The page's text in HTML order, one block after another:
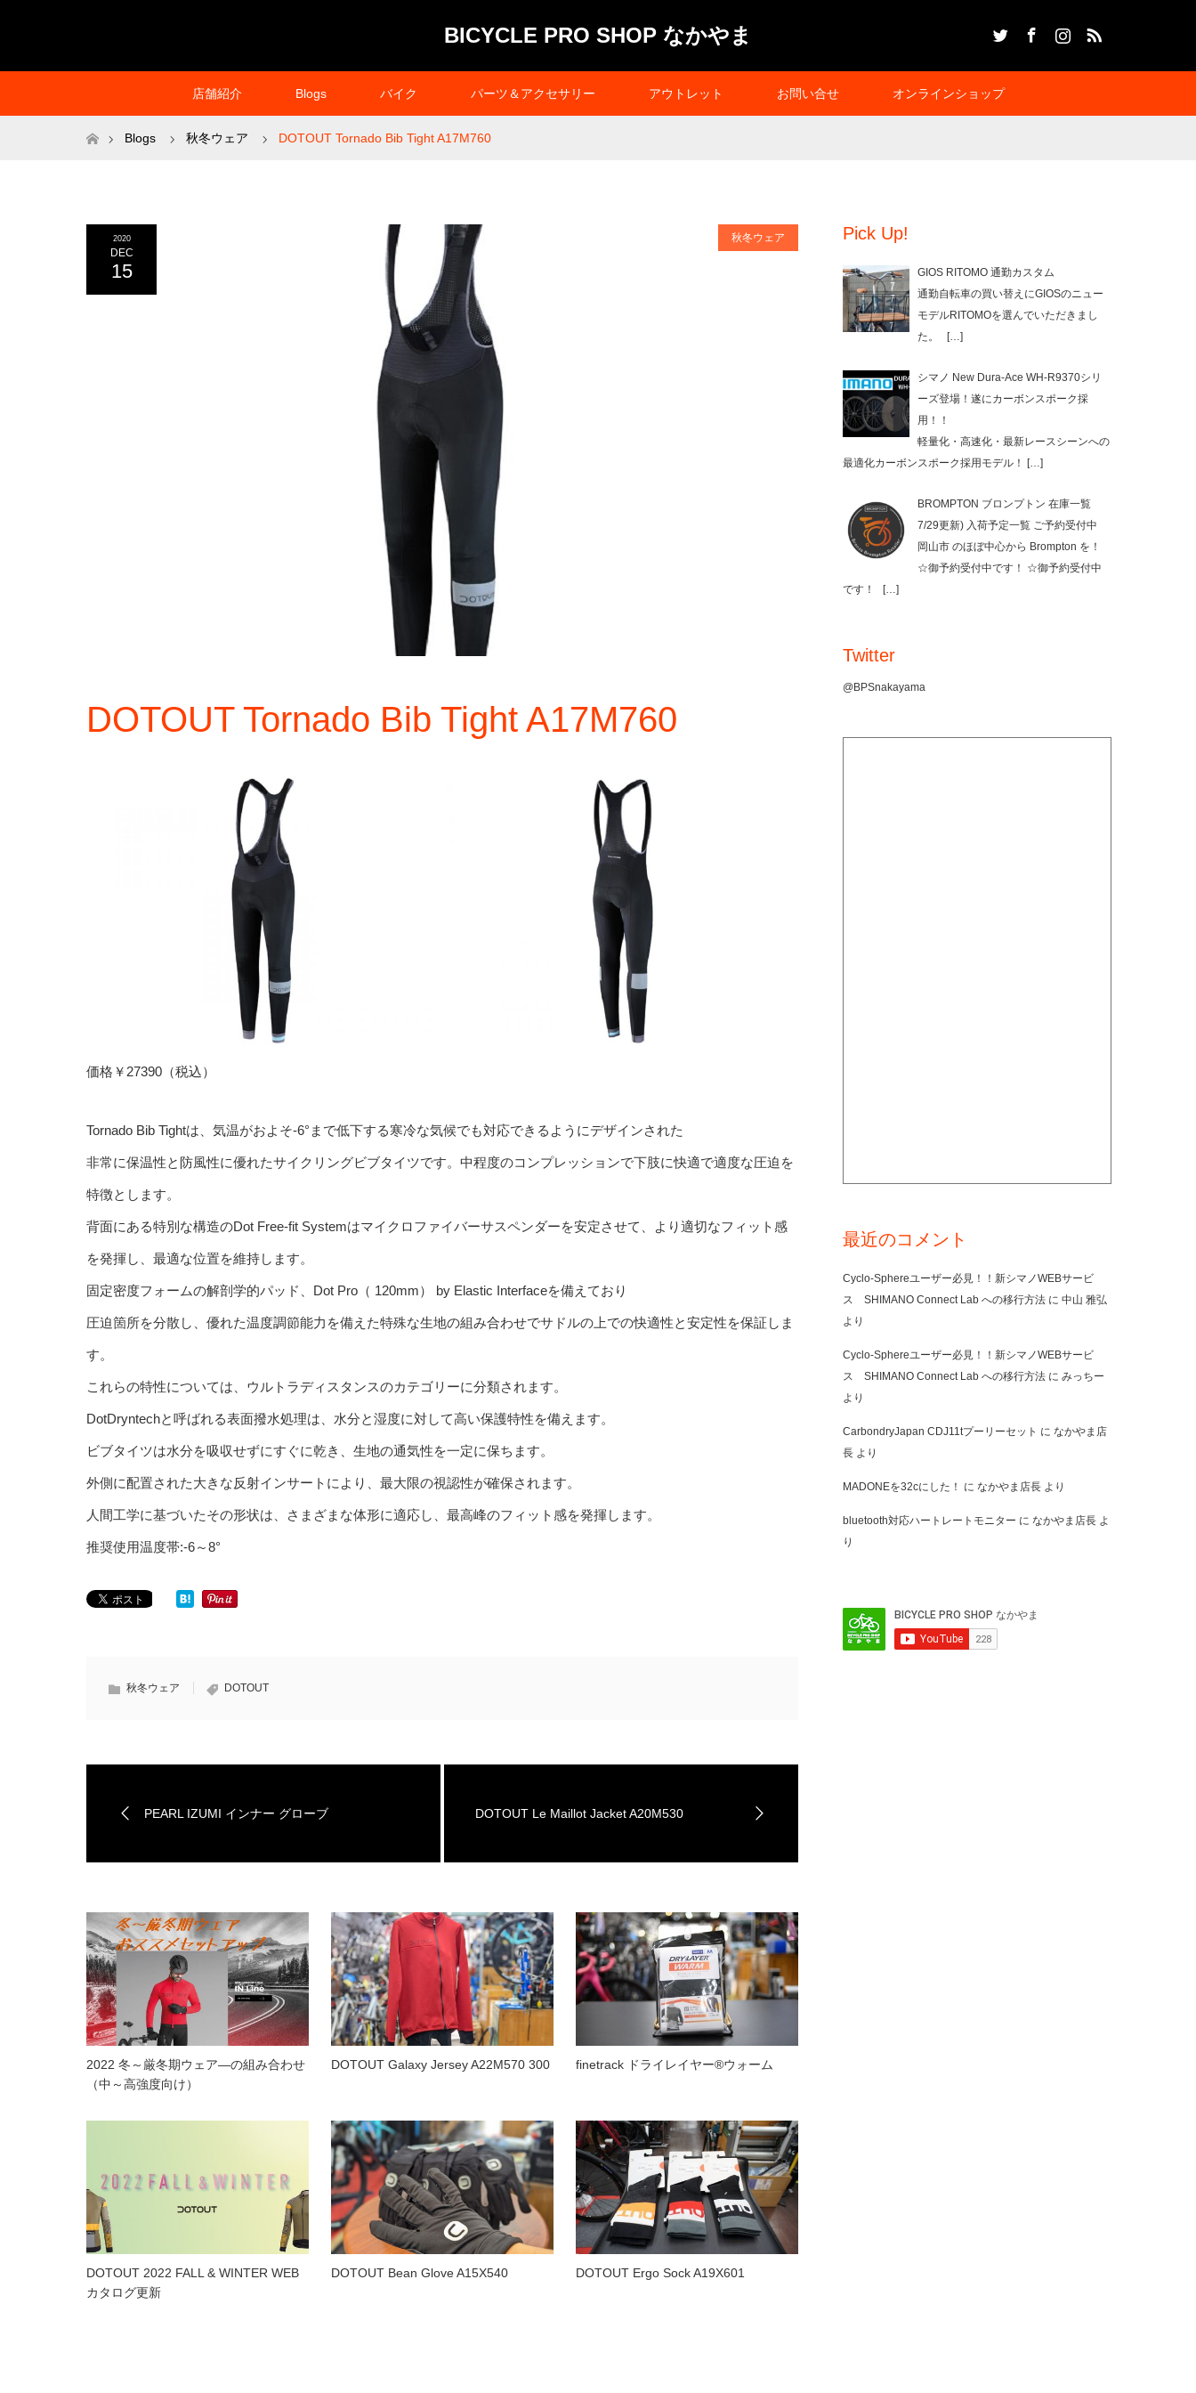
BICYCLE PRO SHOP なかやま
店舗紹介 Blogs バイク パーツ＆アクセサリー アウトレット お問い合せ オンラインショップ
ホームBlogs 秋冬ウェア DOTOUT Tornado Bib Tight A17M760
2020
DEC
15
秋冬ウェア
DOTOUT Tornado Bib Tight A17M760
価格￥27390（税込）
Tornado Bib Tightは、気温がおよそ-6°まで低下する寒冷な気候でも対応できるようにデザインされた
非常に保温性と防風性に優れたサイクリングビブタイツです。中程度のコンプレッションで下肢に快適で適度な圧迫を
特徴とします。
背面にある特別な構造のDot Free-fit Systemはマイクロファイバーサスペンダーを安定させて、より適切なフィット感
を発揮し、最適な位置を維持します。
固定密度フォームの解剖学的パッド、Dot Pro（ 120mm） by Elastic Interfaceを備えており
圧迫箇所を分散し、優れた温度調節能力を備えた特殊な生地の組み合わせでサドルの上での快適性と安定性を保証しま
す。
これらの特性については、ウルトラディスタンスのカテゴリーに分類されます。
DotDryntechと呼ばれる表面撥水処理は、水分と湿度に対して高い保護特性を備えます。
ビブタイツは水分を吸収せずにすぐに乾き、生地の通気性を一定に保ちます。
外側に配置された大きな反射インサートにより、最大限の視認性が確保されます。
人間工学に基づいたその形状は、さまざまな体形に適応し、最高峰のフィット感を発揮します。
推奨使用温度帯:-6～8°
秋冬ウェア DOTOUT
PEARL IZUMI インナー グローブ DOTOUT Le Maillot Jacket A20M530
2022 冬～厳冬期ウェア―の組み合わせ
（中～高強度向け）
DOTOUT Galaxy Jersey A22M570 300 finetrack ドライレイヤー®ウォーム
DOTOUT 2022 FALL & WINTER WEB
カタログ更新
DOTOUT Bean Glove A15X540 DOTOUT Ergo Sock A19X601
Pick Up!
GIOS RITOMO 通勤カスタム
通勤自転車の買い替えにGIOSのニュー
モデルRITOMOを選んでいただきまし
た。
[…]
シマノ New Dura-Ace WH-R9370シリ
ーズ登場！遂にカーボンスポーク採
用！！
軽量化・高速化・最新レースシーンへの
最適化カーボンスポーク採用モデル！
[…]
BROMPTON ブロンプトン 在庫一覧
7/29更新) 入荷予定一覧 ご予約受付中
岡山市 のほぼ中心から Brompton を！
☆御予約受付中です！ ☆御予約受付中
です！
[…]
Twitter
@BPSnakayama
最近のコメント
Cyclo-Sphereユーザー必見！！新シマノWEBサービ
ス SHIMANO Connect Lab への移行方法 に 中山 雅弘
より
Cyclo-Sphereユーザー必見！！新シマノWEBサービ
ス SHIMANO Connect Lab への移行方法 に みっちー
より
CarbondryJapan CDJ11tプーリーセット に なかやま店
長 より
MADONEを32cにした！ に なかやま店長 より
bluetooth対応ハートレートモニター に なかやま店長 よ
り